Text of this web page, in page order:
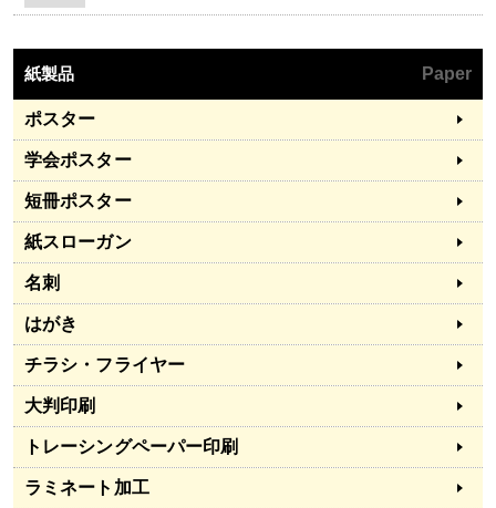
紙製品 Paper
ポスター
学会ポスター
短冊ポスター
紙スローガン
名刺
はがき
チラシ・フライヤー
大判印刷
トレーシングペーパー印刷
ラミネート加工